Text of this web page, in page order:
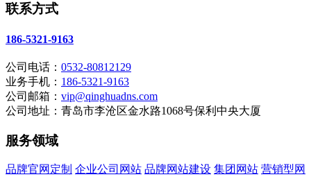
联系方式
186-5321-9163
公司电话： 0532-80812129
业务手机： 186-5321-9163
公司邮箱： vip@qinghuadns.com
公司地址：青岛市李沧区金水路1068号保利中央大厦
服务领域
品牌官网定制 企业公司网站 品牌网站建设 集团网站 营销型网